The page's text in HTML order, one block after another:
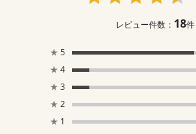
レビュー件数： 18件
★ 5
★ 4
★ 3
★ 2
★ 1